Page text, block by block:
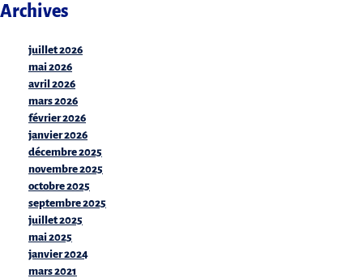
Archives
juillet 2026
mai 2026
avril 2026
mars 2026
février 2026
janvier 2026
décembre 2025
novembre 2025
octobre 2025
septembre 2025
juillet 2025
mai 2025
janvier 2024
mars 2021